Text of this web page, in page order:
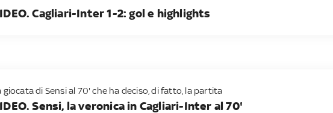
Cagliari-Inter 1-2: gol e highlights
giocata di Sensi al 70' che ha deciso, di fatto, la partita
Sensi, la veronica in Cagliari-Inter al 70'